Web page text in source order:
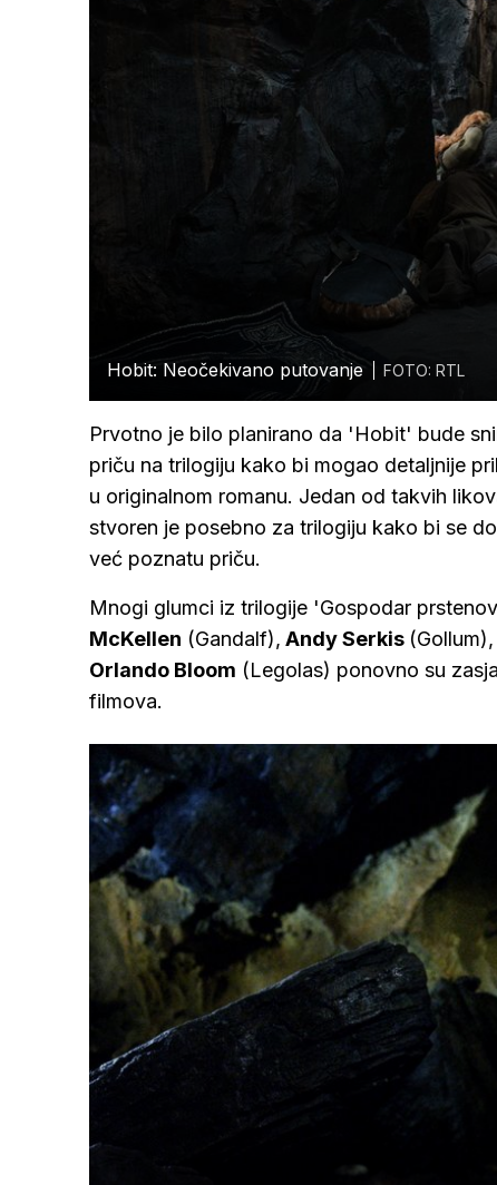
Hobit: Neočekivano putovanje FOTO: RTL
Prvotno je bilo planirano da 'Hobit' bude
priču na trilogiju kako bi mogao detaljnije
u originalnom romanu. Jedan od takvih
stvoren je posebno za trilogiju kako bi se
već poznatu priču.
Mnogi glumci iz trilogije 'Gospodar
McKellen (Gandalf), Andy Serkis (Gollum),
Orlando Bloom (Legolas) ponovno su
filmova.